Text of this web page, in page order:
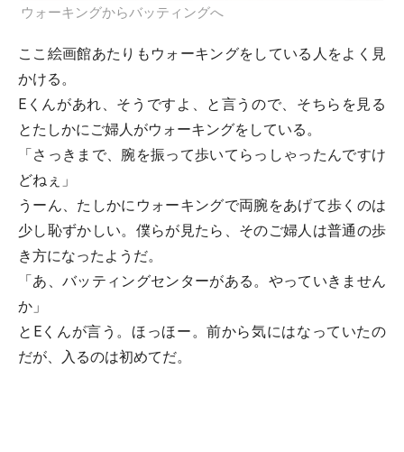
ウォーキングからバッティングへ
ここ絵画館あたりもウォーキングをしている人をよく見
かける。
Eくんがあれ、そうですよ、と言うので、そちらを見る
とたしかにご婦人がウォーキングをしている。
「さっきまで、腕を振って歩いてらっしゃったんですけ
どねぇ」
うーん、たしかにウォーキングで両腕をあげて歩くのは
少し恥ずかしい。僕らが見たら、そのご婦人は普通の歩
き方になったようだ。
「あ、バッティングセンターがある。やっていきません
か」
とEくんが言う。ほっほー。前から気にはなっていたの
だが、入るのは初めてだ。